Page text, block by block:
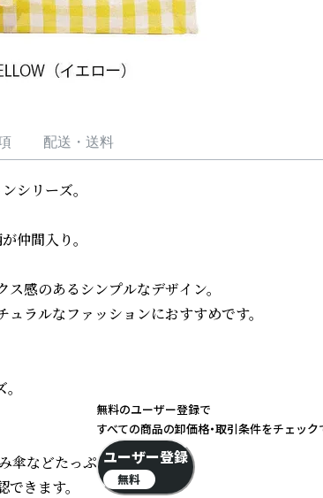
配送・送料
シリーズ。
仲間入り。
感のあるシンプルなデザイン。
ラルなファッションにおすすめです。
傘などたっぷり収納可能。
きます。
無料のユーザー登録で
すべての商品の卸価格・取引条件をチェック
ユーザー登録
無料